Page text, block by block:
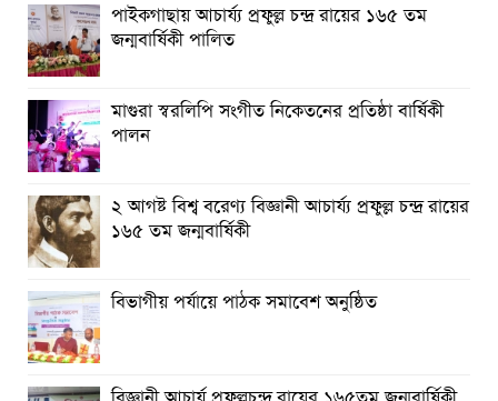
পাইকগাছায় জুলাই গণঅভ্যুত্থান দিবস পালিত
মাগুরায় জুলাই গণঅভ্যুত্থান দিবস পালিত
বর্ষার প্রকৃতি রাঙিয়ে তুলেছে কদম ফুল
পাইকগাছায় আচার্য্য প্রফুল্ল চন্দ্র রায়ের ১৬৫ তম
জন্মবার্ষিকী পালিত
মাগুরা স্বরলিপি সংগীত নিকেতনের প্রতিষ্ঠা বার্ষিকী
পালন
২ আগষ্ট বিশ্ব বরেণ্য বিজ্ঞানী আচার্য্য প্রফুল্ল চন্দ্র রায়ের
১৬৫ তম জন্মবার্ষিকী
বিভাগীয় পর্যায়ে পাঠক সমাবেশ অনুষ্ঠিত